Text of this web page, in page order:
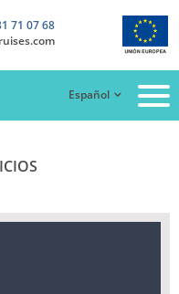
71 07 68
Español